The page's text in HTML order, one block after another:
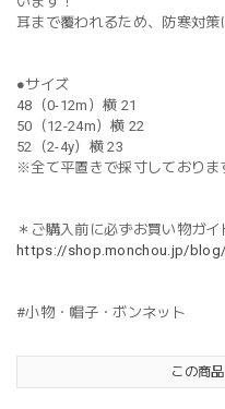
耳まで覆われるため、防寒対策
●サイズ
48（0-12m）横 21
50（12-24m）横 22
52（2-4y）横 23
※全て平置きで採寸しておりま
＊ご購入前に必ずお買い物ガイ
https://shop.monchou.jp/
#小物・帽子・ボンネット
この商